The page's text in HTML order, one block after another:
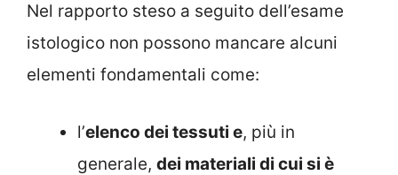
Nel rapporto steso a seguito dell’esame
istologico non possono mancare alcuni
elementi fondamentali come:
l’elenco dei tessuti e, più in
generale, dei materiali di cui si è